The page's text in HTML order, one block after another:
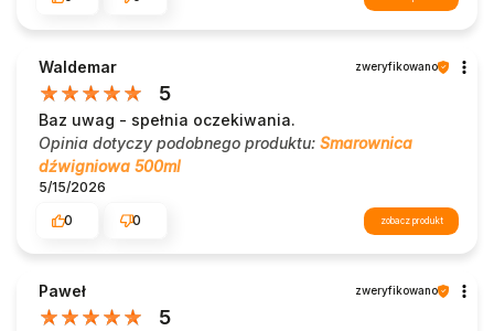
Waldemar zweryfikowano
5
Baz uwag - spełnia oczekiwania.
Opinia dotyczy podobnego produktu: Smarownica
dźwigniowa 500ml
5/15/2026
0
0 zobacz produkt
Paweł zweryfikowano
5